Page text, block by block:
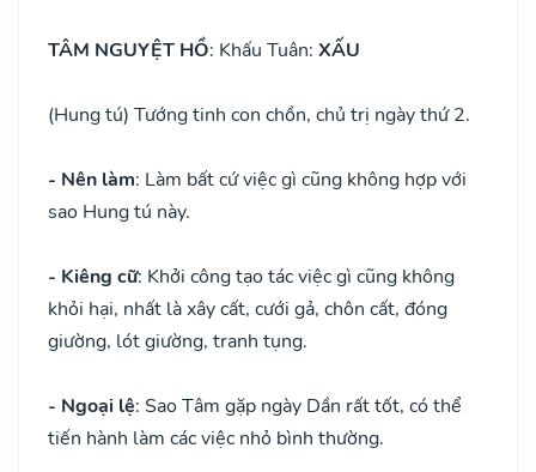
TÂM NGUYỆT HỒ: Khấu Tuân: XẤU
(Hung tú) Tướng tinh con chồn, chủ trị ngày thứ 2.
- Nên làm: Làm bất cứ việc gì cũng không hợp với
sao Hung tú này.
- Kiêng cữ: Khởi công tạo tác việc gì cũng không
khỏi hại, nhất là xây cất, cưới gả, chôn cất, đóng
giường, lót giường, tranh tụng.
- Ngoại lệ: Sao Tâm gặp ngày Dần rất tốt, có thể
tiến hành làm các việc nhỏ bình thường.